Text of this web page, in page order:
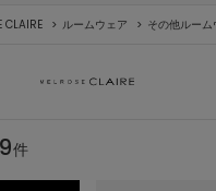
CLAIRE ルームウェア その他ルーム
件